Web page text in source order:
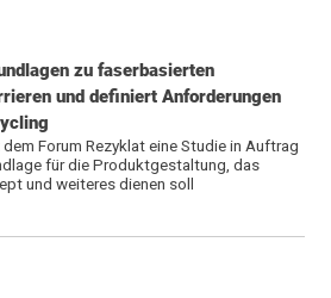
zu faserbasierten
und definiert Anforderungen
Forum Rezyklat eine Studie in Auftrag
für die Produktgestaltung, das
und weiteres dienen soll